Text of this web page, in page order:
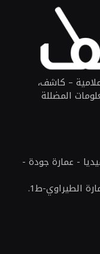
– كاشف،
المضللة
- عمارة جودة -
الطيراوي-ط1.